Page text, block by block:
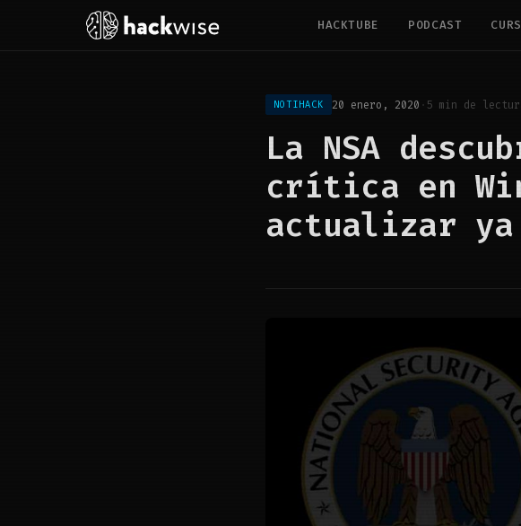
HACKTUBE PODCAST
NOTIHACK 20 enero, 2020 · 5 min de
La NSA
crítica en
actualizar